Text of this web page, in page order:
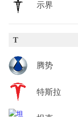
示界
T
腾势
特斯拉